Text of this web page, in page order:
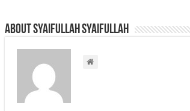
About Syaifullah Syaifullah